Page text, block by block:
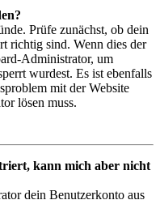
Prüfe zunächst, ob dein
richtig sind. Wenn dies der
Administrator, um
wurdest. Es ist ebenfalls
mit der Website
lösen muss.
kann mich aber nicht
dein Benutzerkonto aus